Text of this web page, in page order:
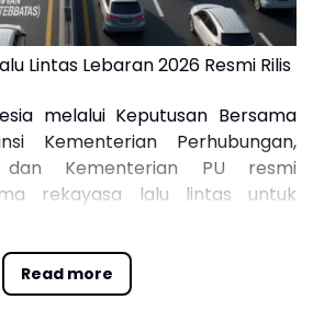
Read more
Lintas Lebaran 2026 Resmi Rilis
melalui Keputusan Bersama
Kementerian Perhubungan,
Kementerian PU resmi
rekayasa lalu lintas untuk
ini diambil guna menjamin
kendaraan yang diprediksi akan